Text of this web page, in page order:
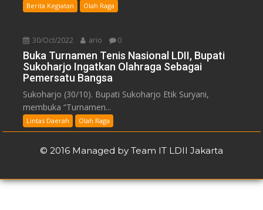
Berita Kegiatan Olah Raga
30/Oct/2022 ario 0
Buka Turnamen Tenis Nasional LDII, Bupati
Sukoharjo Ingatkan Olahraga Sebagai
Pemersatu Bangsa
Sukoharjo (30/10). Bupati Sukoharjo Etik Suryani,
membuka “Turnamen...
Lintas Daerah Olah Raga
© 2016 Managed by Team IT LDII Jakarta